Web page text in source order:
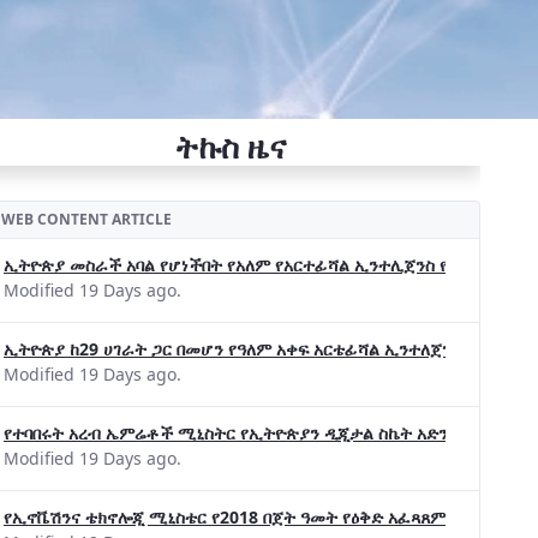
ትኩስ ዜና
WEB CONTENT ARTICLE
ኢትዮጵያ መስራች አባል የሆነችበት የአለም የአርተፊሻል ኢንተሊጀንስ የትብብር
Modified 19 Days ago.
ኢትዮጵያ ከ29 ሀገራት ጋር በመሆን የዓለም አቀፍ አርቴፊሻል ኢንተለጀንስ ትብብር
Modified 19 Days ago.
የተባበሩት አረብ ኤምሬቶች ሚኒስትር የኢትዮጵያን ዲጂታል ስኬት አድንቀዋል
Modified 19 Days ago.
የኢኖቬሽንና ቴክኖሎጂ ሚኒስቴር የ2018 በጀት ዓመት የዕቅድ አፈጻጸምና የቀጣይ